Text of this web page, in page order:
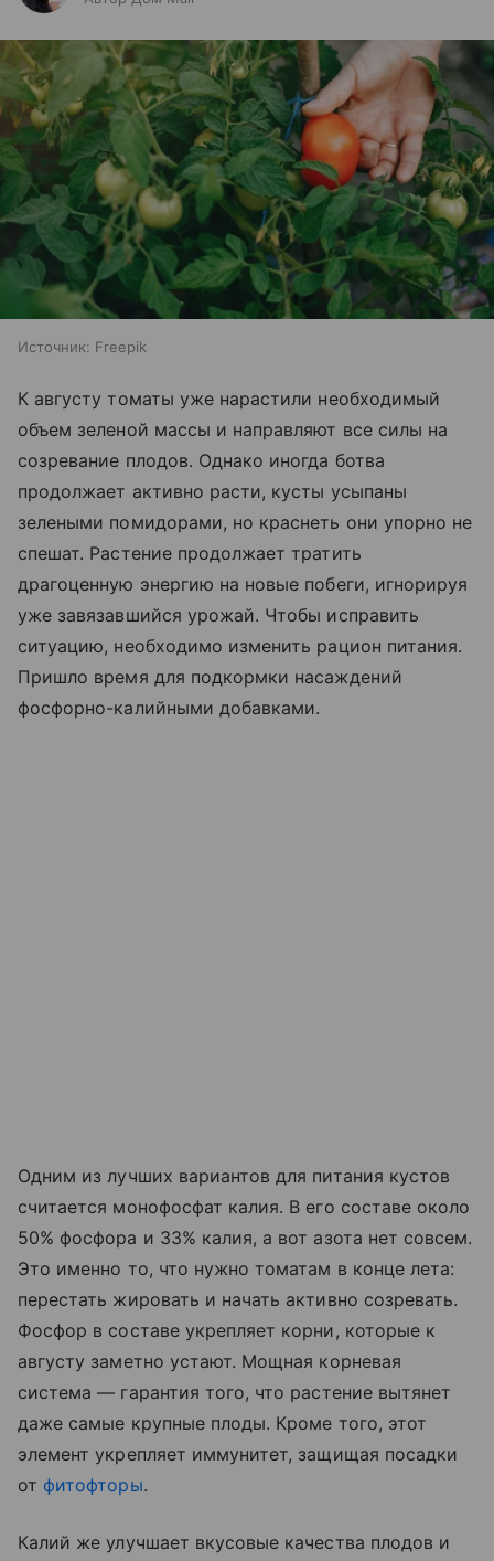
Источник: Freepik
К августу томаты уже нарастили необходимый
объем зеленой массы и направляют все силы на
созревание плодов. Однако иногда ботва
продолжает активно расти, кусты усыпаны
зелеными помидорами, но краснеть они упорно не
спешат. Растение продолжает тратить
драгоценную энергию на новые побеги, игнорируя
уже завязавшийся урожай. Чтобы исправить
ситуацию, необходимо изменить рацион питания.
Пришло время для подкормки насаждений
фосфорно-калийными добавками.
Одним из лучших вариантов для питания кустов
считается монофосфат калия. В его составе около
50% фосфора и 33% калия, а вот азота нет совсем.
Это именно то, что нужно томатам в конце лета:
перестать жировать и начать активно созревать.
Фосфор в составе укрепляет корни, которые к
августу заметно устают. Мощная корневая
система — гарантия того, что растение вытянет
даже самые крупные плоды. Кроме того, этот
элемент укрепляет иммунитет, защищая посадки
от фитофторы.
Калий же улучшает вкусовые качества плодов и